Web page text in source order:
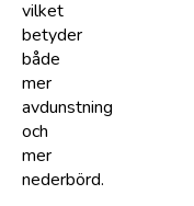
vilket
betyder
både
mer
avdunstning
och
mer
nederbörd.